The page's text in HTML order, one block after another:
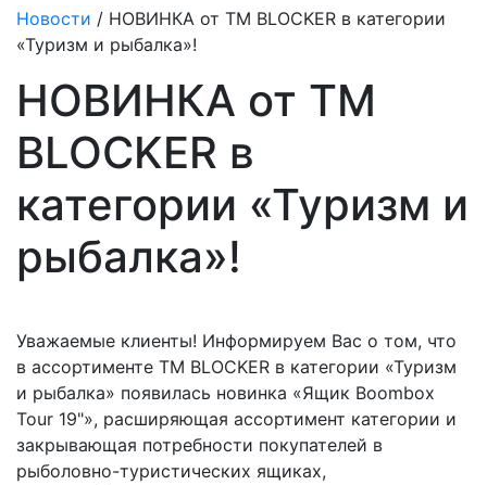
Новости / НОВИНКА от TM BLOCKER в категории
«Туризм и рыбалка»!
НОВИНКА от TM
BLOCKER в
категории «Туризм и
рыбалка»!
Уважаемые клиенты! Информируем Вас о том, что
в ассортименте ТМ BLOCKER в категории «Туризм
и рыбалка» появилась новинка «Ящик Boombox
Tour 19"», расширяющая ассортимент категории и
закрывающая потребности покупателей в
рыболовно-туристических ящиках,